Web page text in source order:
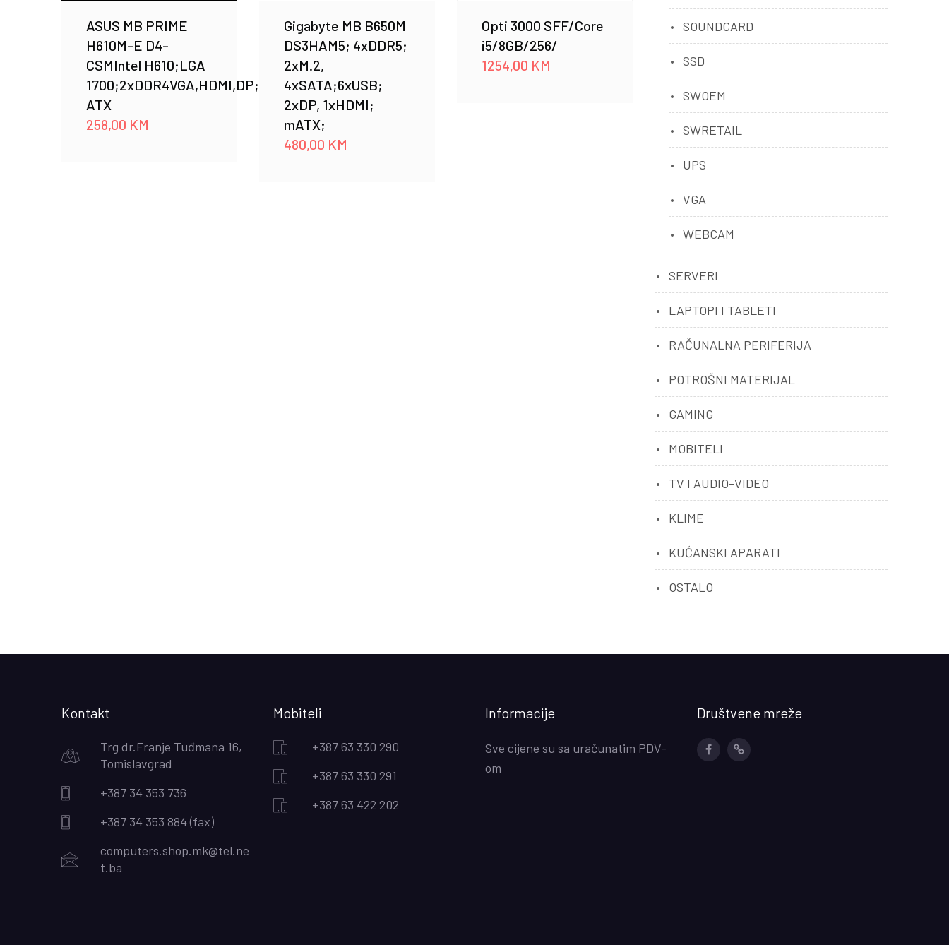
ASUS MB PRIME
H610M-E D4-
CSMIntel H610;LGA
1700;2xDDR4VGA,HDMI,DP;micro
ATX
258,00 KM
Gigabyte MB B650M
DS3HAM5; 4xDDR5;
2xM.2,
4xSATA;6xUSB;
2xDP, 1xHDMI;
mATX;
480,00 KM
Opti 3000 SFF/Core
i5/8GB/256/
1254,00 KM
SOUNDCARD
SSD
SWOEM
SWRETAIL
UPS
VGA
WEBCAM
SERVERI
LAPTOPI I TABLETI
RAČUNALNA PERIFERIJA
POTROŠNI MATERIJAL
GAMING
MOBITELI
TV I AUDIO-VIDEO
KLIME
KUĆANSKI APARATI
OSTALO
Kontakt
Trg dr.Franje Tuđmana 16,
Tomislavgrad
+387 34 353 736
+387 34 353 884 (fax)
computers.shop.mk@tel.ne
t.ba
Mobiteli
+387 63 330 290
+387 63 330 291
+387 63 422 202
Informacije
Sve cijene su sa uračunatim PDV-
om
Društvene mreže